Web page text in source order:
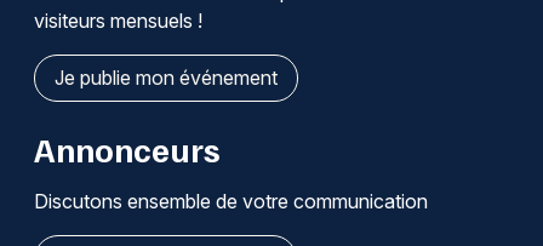
visiteurs mensuels !
Je publie mon événement
Annonceurs
Discutons ensemble de votre communication